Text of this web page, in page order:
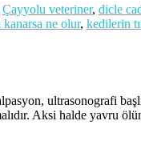
Çayyolu veteriner, dicle
ne olur, kedilerin
ultrasonografi
Aksi halde yavru